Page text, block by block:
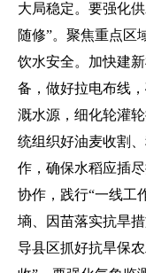
大局稳定。要强化
随修”。聚焦重点区
饮水安全。加快建
备，做好拉电布线
溉水源，细化轮灌
统组织好油麦收割
作，确保水稻应插
协作，践行“一线工
墒、因苗落实抗旱
导县区抓好抗旱保